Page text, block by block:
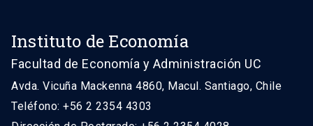
Instituto de Economía
Facultad de Economía y Administración UC
Avda. Vicuña Mackenna 4860, Macul. Santiago, Chile
Teléfono: +56 2 2354 4303